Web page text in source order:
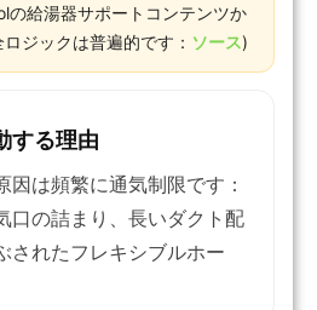
の給湯器サポートコンテンツか
ジックは普遍的です： ソース)
する理由
因は頻繁に通気制限です：
口の詰まり、長いダクト配
されたフレキシブルホー